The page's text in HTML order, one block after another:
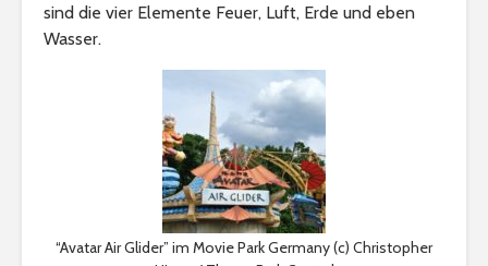
sind die vier Elemente Feuer, Luft, Erde und eben
Wasser.
“Avatar Air Glider” im Movie Park Germany (c) Christopher